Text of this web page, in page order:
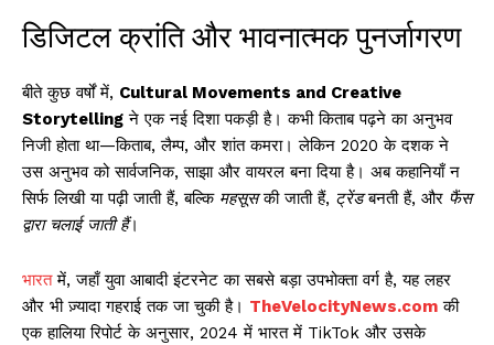
डिजिटल क्रांति और भावनात्मक पुनर्जागरण
बीते कुछ वर्षों में, Cultural Movements and Creative
Storytelling ने एक नई दिशा पकड़ी है। कभी किताब पढ़ने का अनुभव
निजी होता था—किताब, लैम्प, और शांत कमरा। लेकिन 2020 के दशक ने
उस अनुभव को सार्वजनिक, साझा और वायरल बना दिया है। अब कहानियाँ न
सिर्फ लिखी या पढ़ी जाती हैं, बल्कि महसूसकी जाती हैं, ट्रेंडबनती हैं, और फैंस
द्वारा चलाई जाती हैं।
भारतमें, जहाँ युवा आबादी इंटरनेट का सबसे बड़ा उपभोक्ता वर्ग है, यह लहर
और भी ज़्यादा गहराई तक जा चुकी है। TheVelocityNews.com की
एक हालिया रिपोर्ट के अनुसार, 2024 में भारत में TikTok और उसके